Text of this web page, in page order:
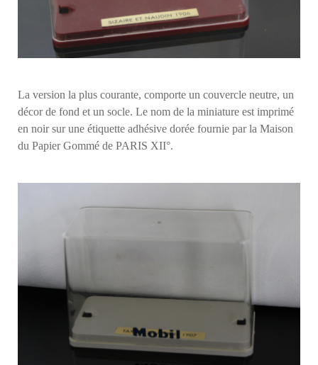
La version la plus courante, comporte un couvercle neutre, un
décor de fond et un socle. Le nom de la miniature est imprimé
en noir sur une étiquette adhésive dorée fournie par la Maison
du Papier Gommé de PARIS XII°.